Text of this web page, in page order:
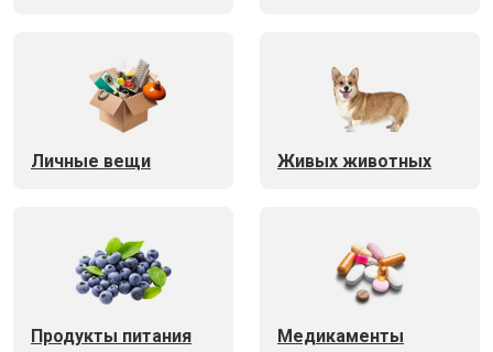
Личные вещи Живых животных
Продукты питания Медикаменты